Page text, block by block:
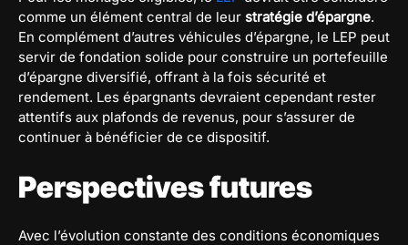
comme un élément central de leur stratégie d’épargne.
En complément d’autres véhicules d’épargne, le LEP peut
servir de fondation solide pour construire un portefeuille
d’épargne diversifié, offrant à la fois sécurité et
rendement. Les épargnants devraient cependant rester
attentifs aux plafonds de revenus, pour s’assurer de
continuer à bénéficier de ce dispositif.
Perspectives futures
Avec l’évolution constante des conditions économiques